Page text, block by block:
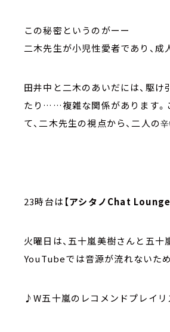
この秘密というのがーー
二木先生が小児性愛者であり、成
田井中と二木のあいだには、駆け
たり……複雑な関係があります。
て、二木先生の視点から、二人の
23時台は 【アシタノChat Lounge
火曜日は、五十嵐美樹さんと五十
YouTubeでは音源が流れないた
♪W五十嵐のレコメンドプレイ